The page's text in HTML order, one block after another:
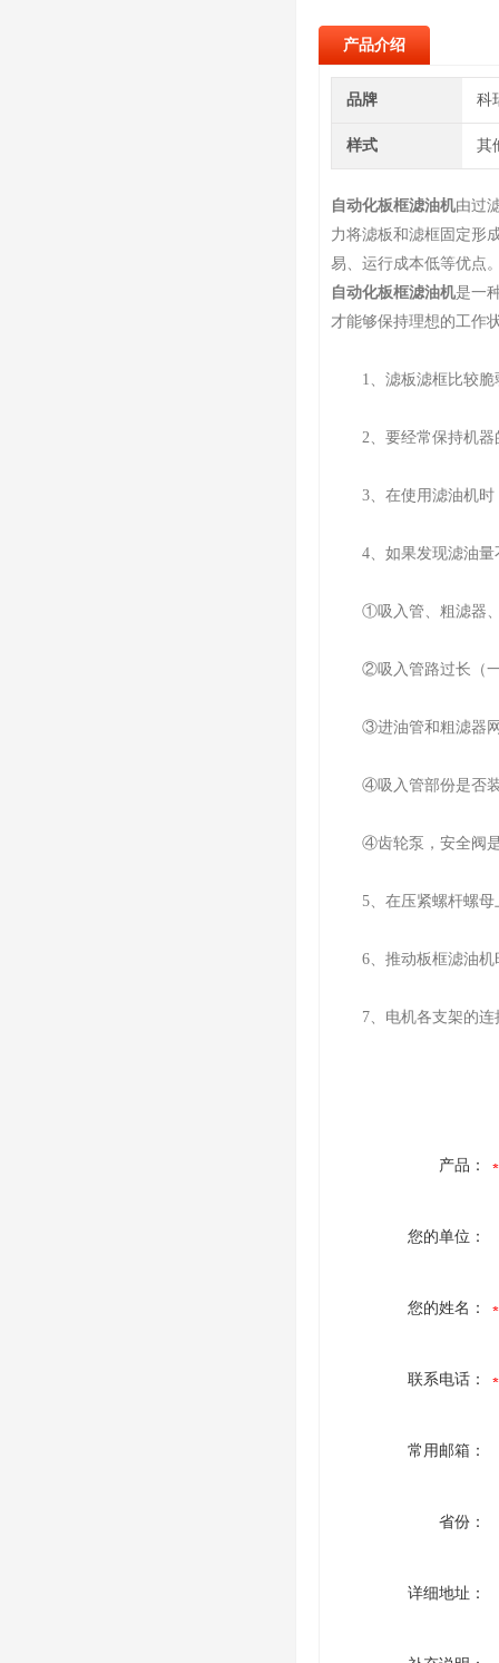
产品介绍
品牌 科
样式 其
自动化板框滤油机由过
力将滤板和滤框固定形
易、运行成本低等优点
自动化板框滤油机是一
才能够保持理想的工作
1、滤板滤框比较脆
2、要经常保持机器
3、在使用滤油机时
4、如果发现滤油量
①吸入管、粗滤器、
②吸入管路过长（一
③进油管和粗滤器网
④吸入管部份是否装
④齿轮泵，安全阀是
5、在压紧螺杆螺母
6、推动板框滤油机
7、电机各支架的连
产品：
您的单位：
您的姓名：
联系电话：
常用邮箱：
省份：
详细地址：